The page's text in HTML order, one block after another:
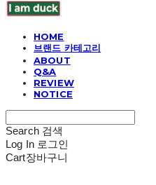
HOME
브랜드 카테고리
ABOUT
Q&A
REVIEW
NOTICE
Search 검색
Log In 로그인
Cart장바구니